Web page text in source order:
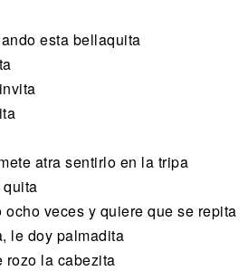
esta bellaquita
atra sentirlo en la tripa
quita
veces y quiere que se repita
le doy palmadita
rozo la cabezita